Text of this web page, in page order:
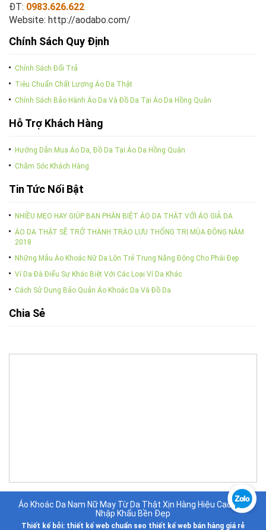
ĐT: 0983.626.622
Website: http://aodabo.com/
Chính Sách Quy Định
Chính Sách Đổi Trả
Tiêu Chuẩn Chất Lượng Áo Da Thật
Chính Sách Bảo Hành Áo Da Và Đồ Da Tại Áo Da Hồng Quân
Hỗ Trợ Khách Hàng
Hướng Dẫn Mua Áo Da, Đồ Da Tại Áo Da Hồng Quân
Chăm Sóc Khách Hàng
Tin Tức Nổi Bật
NHIỀU MẸO HAY GIÚP BẠN PHÂN BIỆT ÁO DA THẬT VỚI ÁO GIẢ DA
ÁO DA THẬT SẼ TRỞ THÀNH TRÀO LƯU THỐNG TRỊ MÙA ĐÔNG NĂM
2018
Những Mẫu Áo Khoác Nữ Da Lộn Trẻ Trung Năng Động Cho Phái Đẹp
Ví Da Đà Điểu Sự Khác Biệt Với Các Loại Ví Da Khác.
Cách Sử Dụng Bảo Quản Áo Khoác Da Và Đồ Da
Chia Sẻ
Áo Khoác Da Nam Nữ May Từ Da Thật Xịn Hàng Hiệu Cao Cấp
Nhập Khẩu Bền Đẹp
Thiết kế bởi: thiết kế web chuẩn seo thiết kế web bán hàng giá rẻ